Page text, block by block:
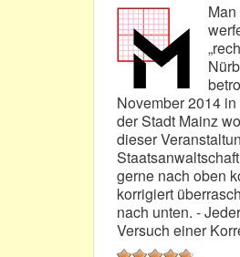
November 2014
der Stadt Mainz
dieser
gerne nach oben
korrigiert
nach unten. -
Versuch einer